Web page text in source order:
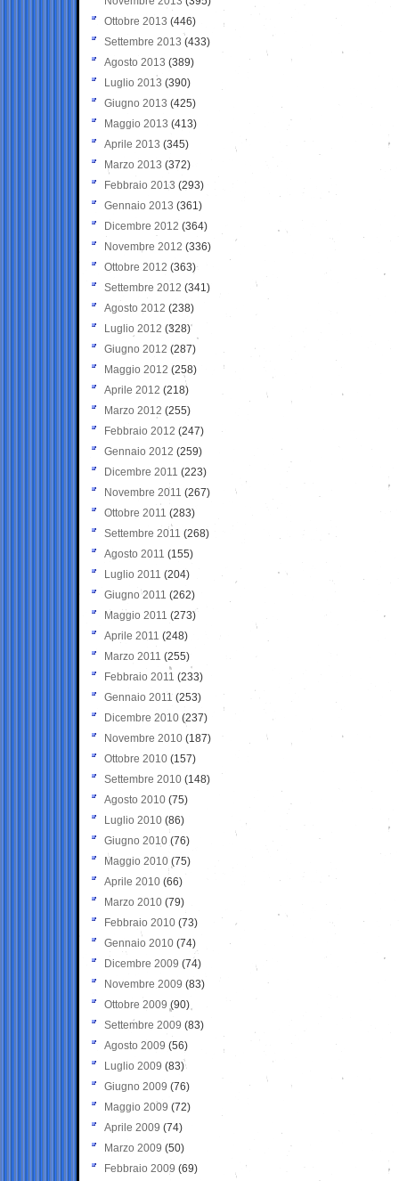
Ottobre 2013 (446)
Settembre 2013 (433)
Agosto 2013 (389)
Luglio 2013 (390)
Giugno 2013 (425)
Maggio 2013 (413)
Aprile 2013 (345)
Marzo 2013 (372)
Febbraio 2013 (293)
Gennaio 2013 (361)
Dicembre 2012 (364)
Novembre 2012 (336)
Ottobre 2012 (363)
Settembre 2012 (341)
Agosto 2012 (238)
Luglio 2012 (328)
Giugno 2012 (287)
Maggio 2012 (258)
Aprile 2012 (218)
Marzo 2012 (255)
Febbraio 2012 (247)
Gennaio 2012 (259)
Dicembre 2011 (223)
Novembre 2011 (267)
Ottobre 2011 (283)
Settembre 2011 (268)
Agosto 2011 (155)
Luglio 2011 (204)
Giugno 2011 (262)
Maggio 2011 (273)
Aprile 2011 (248)
Marzo 2011 (255)
Febbraio 2011 (233)
Gennaio 2011 (253)
Dicembre 2010 (237)
Novembre 2010 (187)
Ottobre 2010 (157)
Settembre 2010 (148)
Agosto 2010 (75)
Luglio 2010 (86)
Giugno 2010 (76)
Maggio 2010 (75)
Aprile 2010 (66)
Marzo 2010 (79)
Febbraio 2010 (73)
Gennaio 2010 (74)
Dicembre 2009 (74)
Novembre 2009 (83)
Ottobre 2009 (90)
Settembre 2009 (83)
Agosto 2009 (56)
Luglio 2009 (83)
Giugno 2009 (76)
Maggio 2009 (72)
Aprile 2009 (74)
Marzo 2009 (50)
Febbraio 2009 (69)